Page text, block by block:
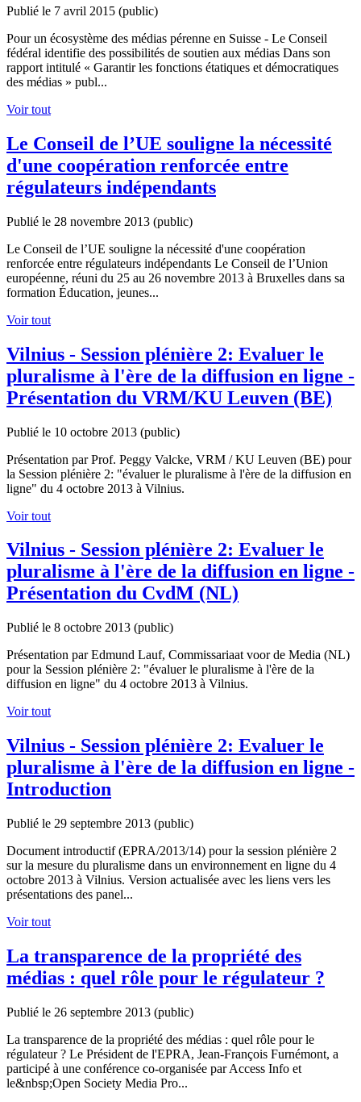
Publié le 7 avril 2015 (public)
Pour un écosystème des médias pérenne en Suisse - Le Conseil
fédéral identifie des possibilités de soutien aux médias Dans son
rapport intitulé « Garantir les fonctions étatiques et démocratiques
des médias » publ...
Voir tout
Le Conseil de l’UE souligne la nécessité
d'une coopération renforcée entre
régulateurs indépendants
Publié le 28 novembre 2013 (public)
Le Conseil de l’UE souligne la nécessité d'une coopération
renforcée entre régulateurs indépendants Le Conseil de l’Union
européenne, réuni du 25 au 26 novembre 2013 à Bruxelles dans sa
formation Éducation, jeunes...
Voir tout
Vilnius - Session plénière 2: Evaluer le
pluralisme à l'ère de la diffusion en ligne -
Présentation du VRM/KU Leuven (BE)
Publié le 10 octobre 2013 (public)
Présentation par Prof. Peggy Valcke, VRM / KU Leuven (BE) pour
la Session plénière 2: "évaluer le pluralisme à l'ère de la diffusion en
ligne" du 4 octobre 2013 à Vilnius.
Voir tout
Vilnius - Session plénière 2: Evaluer le
pluralisme à l'ère de la diffusion en ligne -
Présentation du CvdM (NL)
Publié le 8 octobre 2013 (public)
Présentation par Edmund Lauf, Commissariaat voor de Media (NL)
pour la Session plénière 2: "évaluer le pluralisme à l'ère de la
diffusion en ligne" du 4 octobre 2013 à Vilnius.
Voir tout
Vilnius - Session plénière 2: Evaluer le
pluralisme à l'ère de la diffusion en ligne -
Introduction
Publié le 29 septembre 2013 (public)
Document introductif (EPRA/2013/14) pour la session plénière 2
sur la mesure du pluralisme dans un environnement en ligne du 4
octobre 2013 à Vilnius. Version actualisée avec les liens vers les
présentations des panel...
Voir tout
La transparence de la propriété des
médias : quel rôle pour le régulateur ?
Publié le 26 septembre 2013 (public)
La transparence de la propriété des médias : quel rôle pour le
régulateur ? Le Président de l'EPRA, Jean-François Furnémont, a
participé à une conférence co-organisée par Access Info et
le&nbsp;Open Society Media Pro...